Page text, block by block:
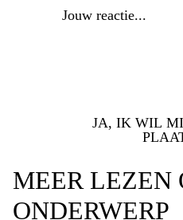
JA, IK WIL
MEER LEZEN
ONDERWERP